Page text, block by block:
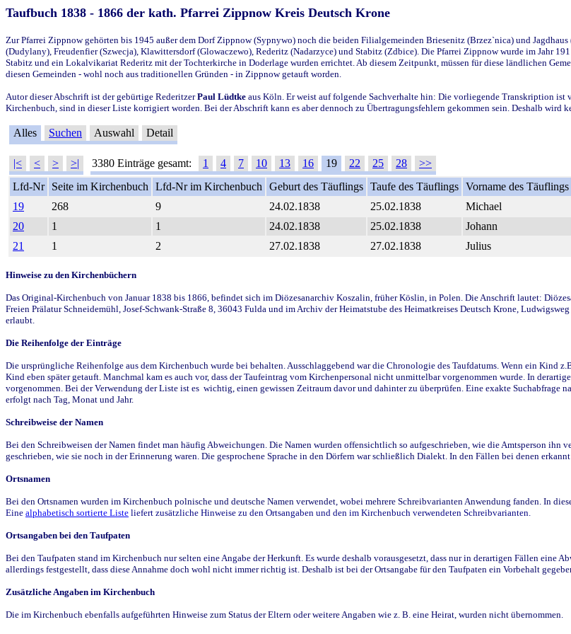
Taufbuch 1838 - 1866 der kath. Pfarrei Zippnow Kreis Deutsch Krone
Zur Pfarrei Zippnow gehörten bis 1945 außer dem Dorf Zippnow (Sypnywo) noch die beiden Filialgemeinden Briesenitz (Brzez`nica) und
(Dudylany), Freudenfier (Szwecja), Klawittersdorf (Glowaczewo), Rederitz (Nadarzyce) und Stabitz (Zdbice). Die Pfarrei Zippnow wurde im Jahr
Stabitz und ein Lokalvikariat Rederitz mit der Tochterkirche in Doderlage wurden errichtet. Ab diesem Zeitpunkt, müssen für diese ländlichen
diesen Gemeinden - wohl noch aus traditionellen Gründen - in Zippnow getauft worden.
Autor dieser Abschrift ist der gebürtige RederitzerPaul Lüdtke aus Köln. Er weist auf folgende Sachverhalte hin: Die vorliegende Transkription
Kirchenbuch, sind in dieser Liste korrigiert worden. Bei der Abschrift kann es aber dennoch zu Übertragungsfehlern gekommen sein. Deshalb wird
Alles Suchen Auswahl Detail
|< < > >| 3380 Einträge gesamt: 1 4 7 10 13 16 19 22 25 28
>>
Lfd-Nr
Seite im Kirchenbuch Lfd-Nr im Kirchenbuch Geburt des Täuflings Taufe des Täuflings Vorname des Täuflings
19
268 9 24.02.1838 25.02.1838 Michael
20
1 1 24.02.1838 25.02.1838 Johann
21
1 2 27.02.1838 27.02.1838 Julius
Hinweise zu den Kirchenbüchern
Das Original-Kirchenbuch von Januar 1838 bis 1866, befindet sich im Diözesanarchiv Koszalin, früher Köslin, in Polen. Die Anschrift lautet:
Freien Prälatur Schneidemühl, Josef-Schwank-Straße 8, 36043 Fulda und im Archiv der Heimatstube des Heimatkreises Deutsch Krone,
erlaubt.
Die Reihenfolge der Einträge
Die ursprüngliche Reihenfolge aus dem Kirchenbuch wurde bei behalten. Ausschlaggebend war die Chronologie des Taufdatums. Wenn ein Kind
Kind eben später getauft. Manchmal kam es auch vor, dass der Taufeintrag vom Kirchenpersonal nicht unmittelbar vorgenommen wurde. In
vorgenommen. Bei der Verwendung der Liste ist es wichtig, einen gewissen Zeitraum davor und dahinter zu überprüfen. Eine exakte Suchabfrage
erfolgt nach Tag, Monat und Jahr.
Schreibweise der Namen
Bei den Schreibweisen der Namen findet man häufig Abweichungen. Die Namen wurden offensichtlich so aufgeschrieben, wie die Amtsperson ihn
geschrieben, wie sie noch in der Erinnerung waren. Die gesprochene Sprache in den Dörfern war schließlich Dialekt. In den Fällen bei denen
Ortsnamen
Bei den Ortsnamen wurden im Kirchenbuch polnische und deutsche Namen verwendet, wobei mehrere Schreibvarianten Anwendung fanden. In
Eine alphabetisch sortierte Liste liefert zusätzliche Hinweise zu den Ortsangaben und den im Kirchenbuch verwendeten Schreibvarianten.
Ortsangaben bei den Taufpaten
Bei den Taufpaten stand im Kirchenbuch nur selten eine Angabe der Herkunft. Es wurde deshalb vorausgesetzt, dass nur in derartigen Fällen eine
allerdings festgestellt, dass diese Annahme doch wohl nicht immer richtig ist. Deshalb ist bei der Ortsangabe für den Taufpaten ein Vorbehalt
Zusätzliche Angaben im Kirchenbuch
Die im Kirchenbuch ebenfalls aufgeführten Hinweise zum Status der Eltern oder weitere Angaben wie z. B. eine Heirat, wurden nicht übernommen.